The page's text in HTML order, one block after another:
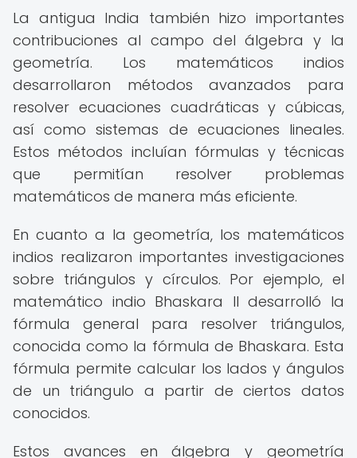
La antigua India también hizo importantes
contribuciones al campo del álgebra y la
geometría. Los matemáticos indios
desarrollaron métodos avanzados para
resolver ecuaciones cuadráticas y cúbicas,
así como sistemas de ecuaciones lineales.
Estos métodos incluían fórmulas y técnicas
que permitían resolver problemas
matemáticos de manera más eficiente.
En cuanto a la geometría, los matemáticos
indios realizaron importantes investigaciones
sobre triángulos y círculos. Por ejemplo, el
matemático indio Bhaskara II desarrolló la
fórmula general para resolver triángulos,
conocida como la fórmula de Bhaskara. Esta
fórmula permite calcular los lados y ángulos
de un triángulo a partir de ciertos datos
conocidos.
Estos avances en álgebra y geometría